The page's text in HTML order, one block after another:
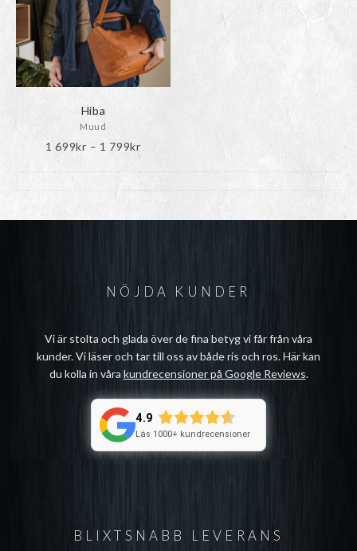
Hiba
Muud
1 699kr – 1 799krPrisintervall:
olika
alternativen
kan
väljas
på
BLIXTSNABB LEVERANS
NÖJDA KUNDER
Vi är stolta och glada över de fina betyg vi får från våra
kunder. Vi läser och tar till oss av både ris och ros. Här kan
du kolla in våra kundrecensioner på Google Reviews.
4.9
Läs 1000+ kundrecensioner